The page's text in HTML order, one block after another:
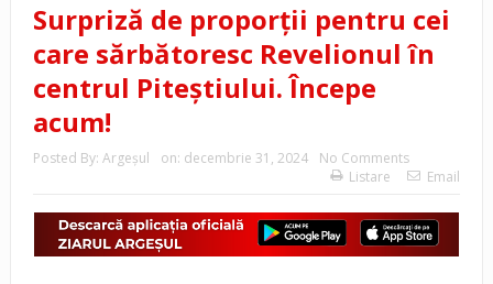
Surpriză de proporții pentru cei
care sărbătoresc Revelionul în
centrul Piteștiului. Începe
acum!
Posted By: Argeşul on: decembrie 31, 2024
No Comments
Listare
Email